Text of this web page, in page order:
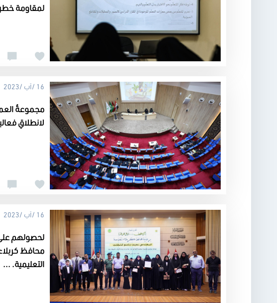
لمقاومة
16 /آب /2023 09:30 م
مجموعةُ
لانطلاقِ
16 /آب /2023 11:14 ص
لحصولهم على
محافظ
التعليمية. ...